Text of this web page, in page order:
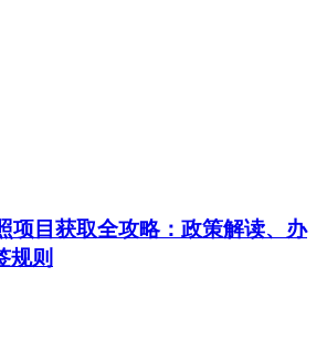
项目获取全攻略：政策解读、办
规则